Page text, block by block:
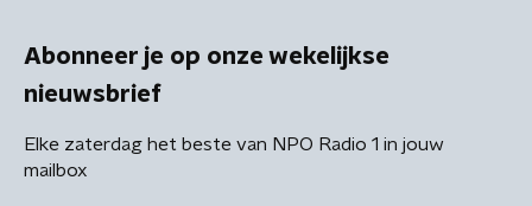
Abonneer je op onze wekelijkse
nieuwsbrief
Elke zaterdag het beste van NPO Radio 1 in jouw
mailbox